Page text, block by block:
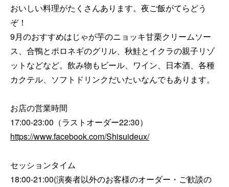
おいしい料理がたくさんあります。夜ご飯がてらどう
ぞ！
9月のおすすめはじゃが芋のニョッキ甘栗クリームソー
ス、合鴨とポロネギのグリル、秋鮭とイクラの親子リゾ
ットなどなど。飲み物もビール、ワイン、日本酒、各種
カクテル、ソフトドリンクだいたいなんでもあります。
お店の営業時間
https://www.facebook.com/Shisuideux/
セッションタイム
18:00-21:00(演奏者以外のお客様のオーダー・ご歓談の